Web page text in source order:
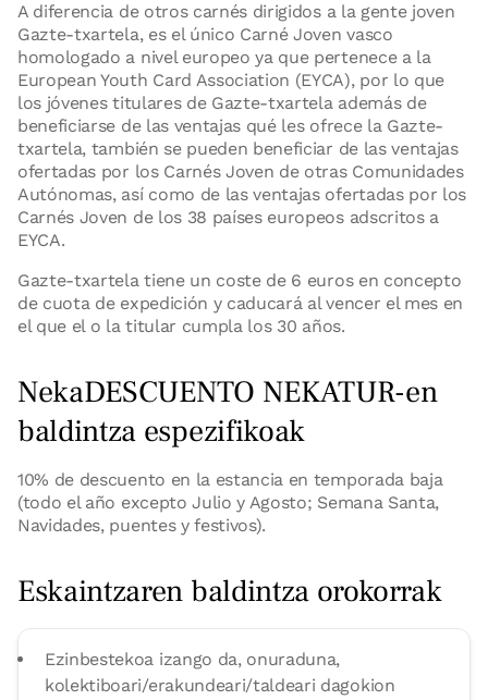
A diferencia de otros carnés dirigidos a la gente joven
Gazte-txartela, es el único Carné Joven vasco
homologado a nivel europeo ya que pertenece a la
European Youth Card Association (EYCA), por lo que
los jóvenes titulares de Gazte-txartela además de
beneficiarse de las ventajas qué les ofrece la Gazte-
txartela, también se pueden beneficiar de las ventajas
ofertadas por los Carnés Joven de otras Comunidades
Autónomas, así como de las ventajas ofertadas por los
Carnés Joven de los 38 países europeos adscritos a
EYCA.
Gazte-txartela tiene un coste de 6 euros en concepto
de cuota de expedición y caducará al vencer el mes en
el que el o la titular cumpla los 30 años.
NekaDESCUENTO NEKATUR-en
baldintza espezifikoak
10% de descuento en la estancia en temporada baja
(todo el año excepto Julio y Agosto; Semana Santa,
Navidades, puentes y festivos).
Eskaintzaren baldintza orokorrak
Ezinbestekoa izango da, onuraduna,
kolektiboari/erakundeari/taldeari dagokion